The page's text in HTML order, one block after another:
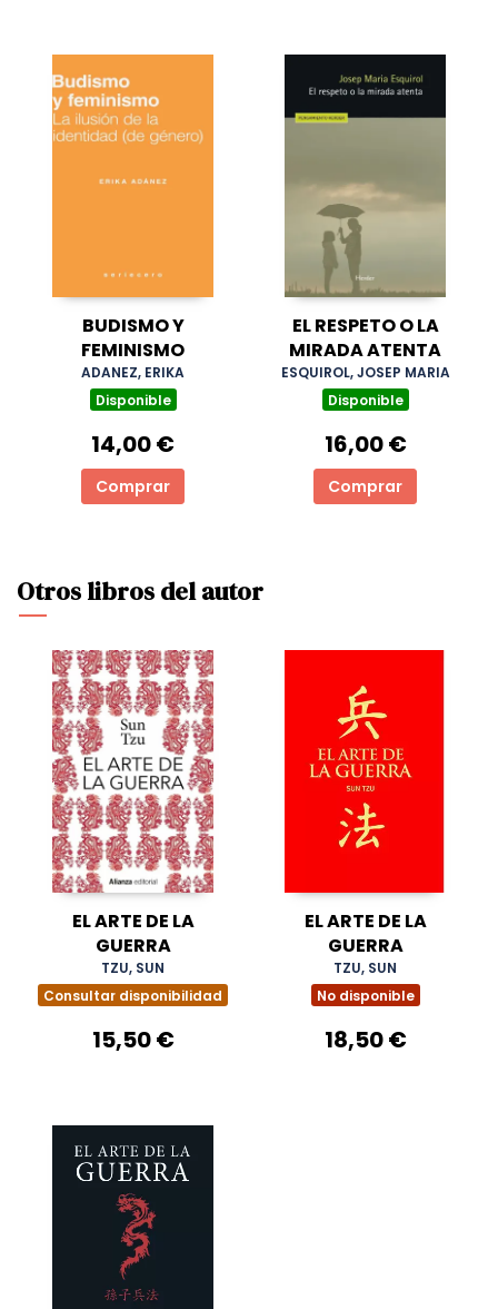
BUDISMO Y
FEMINISMO
ADANEZ, ERIKA
Disponible
14,00 €
Comprar
EL RESPETO O LA
MIRADA ATENTA
ESQUIROL, JOSEP MARIA
Disponible
16,00 €
Comprar
Otros libros del autor
EL ARTE DE LA
GUERRA
TZU, SUN
Consultar disponibilidad
15,50 €
EL ARTE DE LA
GUERRA
TZU, SUN
No disponible
18,50 €